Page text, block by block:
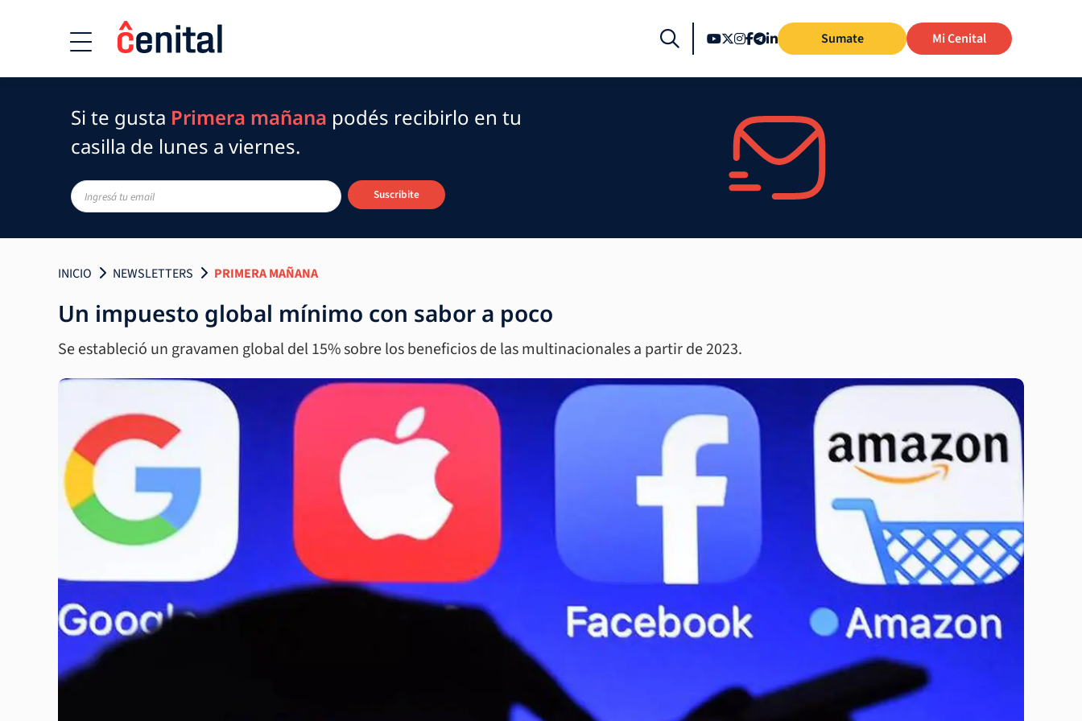
Sumate Mi Cenital
Si te gusta Primera mañana podés recibirlo en tu
casilla de lunes a viernes.
Suscribite
INICIO NEWSLETTERS PRIMERA MAÑANA
Un impuesto global mínimo con sabor a poco
Se estableció un gravamen global del 15% sobre los beneficios de las multinacionales a partir de 2023.